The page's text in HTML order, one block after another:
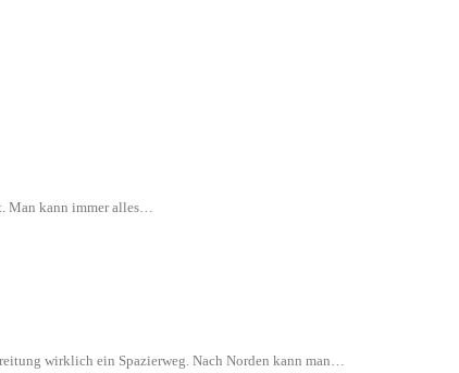
Man kann immer alles…
wirklich ein Spazierweg. Nach Norden kann man…